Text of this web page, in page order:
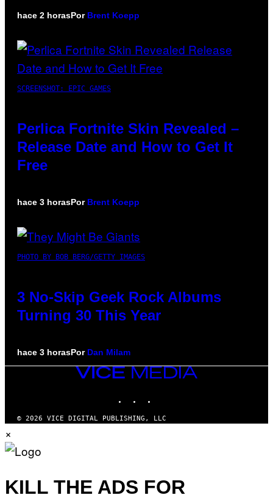
hace 2 horasPor Brent Koepp
SCREENSHOT: EPIC GAMES
Perlica Fortnite Skin Revealed –
Release Date and How to Get It
Free
hace 3 horasPor Brent Koepp
PHOTO BY BOB BERG/GETTY IMAGES
3 No-Skip Geek Rock Albums
Turning 30 This Year
hace 3 horasPor Dan Milam
VICE
MEDIA
© 2026 VICE DIGITAL PUBLISHING, LLC
×
KILL THE ADS FOR